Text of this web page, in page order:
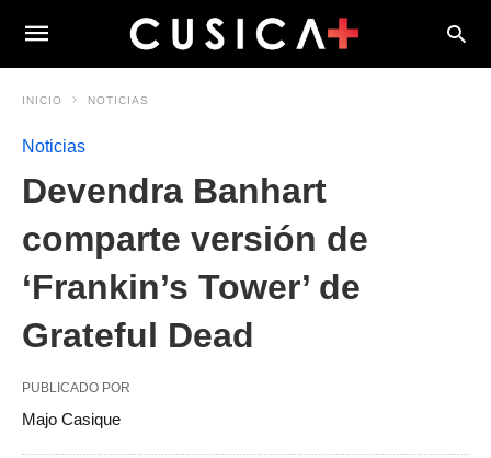
INICIO NOTICIAS
Noticias
Devendra Banhart
comparte versión de
‘Frankin’s Tower’ de
Grateful Dead
PUBLICADO POR
Majo Casique